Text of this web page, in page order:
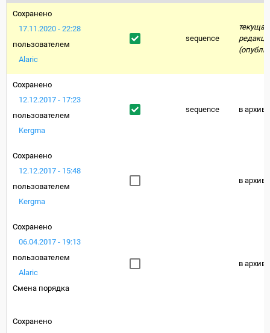
Сохранено
17.11.2020 - 22:28
пользователем
Alaric
sequence
текущая
Сохранено
12.12.2017 - 17:23
пользователем
Kergma
sequence в архиве
Сохранено
12.12.2017 - 15:48
пользователем
Kergma
в архиве
Сохранено
06.04.2017 - 19:13
пользователем
Alaric
Смена порядка
в архиве
Сохранено